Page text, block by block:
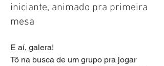
iniciante, animado pra primeira
mesa
E aí, galera!
Tô na busca de um grupo pra jogar